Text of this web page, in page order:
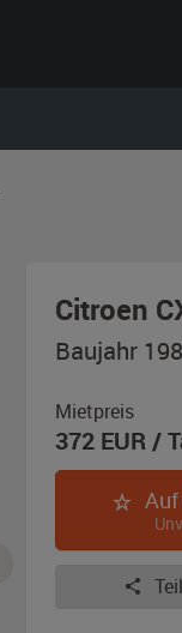
Citroen
Baujahr
Mietpreis
372 EUR/